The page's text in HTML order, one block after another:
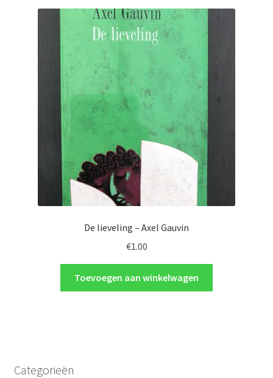
De lieveling – Axel Gauvin
€1.00
Toevoegen aan winkelwagen
Categorieën